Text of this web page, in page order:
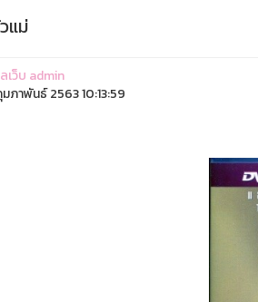
แม่
ว็บ admin
ภาพันธ์ 2563 10:13:59